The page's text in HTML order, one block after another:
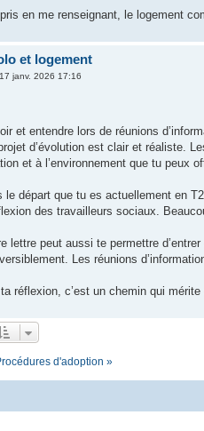
en me renseignant, le logement
et logement
janv. 2026 17:16
et entendre lors de réunions
d’évolution est clair et réaliste.
et à l’environnement que tu peux
le départ que tu es actuellement en
des travailleurs sociaux.
lettre peut aussi te permettre
Les réunions
réflexion, c’est un chemin qui
d'adoption »